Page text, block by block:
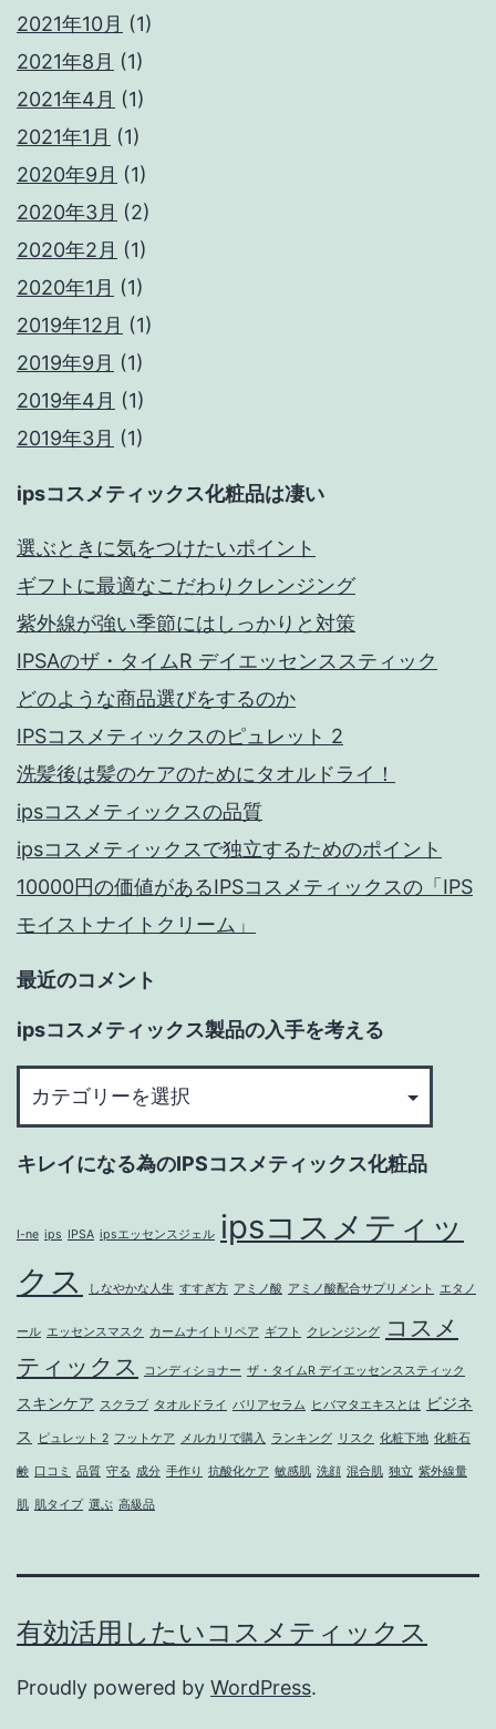
2021年10月 (1)
2021年8月 (1)
2021年4月 (1)
2021年1月 (1)
2020年9月 (1)
2020年3月 (2)
2020年2月 (1)
2020年1月 (1)
2019年12月 (1)
2019年9月 (1)
2019年4月 (1)
2019年3月 (1)
ipsコスメティックス化粧品は凄い
選ぶときに気をつけたいポイント
ギフトに最適なこだわりクレンジング
紫外線が強い季節にはしっかりと対策
IPSAのザ・タイムR デイエッセンススティック
どのような商品選びをするのか
IPSコスメティックスのピュレット 2
洗髪後は髪のケアのためにタオルドライ！
ipsコスメティックスの品質
ipsコスメティックスで独立するためのポイント
10000円の価値があるIPSコスメティックスの「IPS
モイストナイトクリーム」
最近のコメント
ipsコスメティックス製品の入手を考える
メ
ィ
ッ
製
品
の
入
手
考
る
キレイになる為のIPSコスメティックス化粧品
I-ne ips IPSA ipsエッセンスジェル ipsコスメティッ
クス
しなやかな人生 すすぎ方 アミノ酸 アミノ酸配合サプリメント エタノ
ール エッセンスマスク カームナイトリペア ギフト クレンジング
コスメ
ティックス
コンディショナー ザ・タイムR デイエッセンススティック
スキンケア スクラブ タオルドライ バリアセラム ヒバマタエキスとは
ビジネ
ス
ピュレット 2 フットケア メルカリで購入 ランキング リスク 化粧下地 化粧石
鹸 口コミ 品質 守る 成分 手作り 抗酸化ケア 敏感肌 洗顔 混合肌 独立 紫外線量
肌 肌タイプ 選ぶ 高級品
有効活用したいコスメティックス
Proudly powered by WordPress.